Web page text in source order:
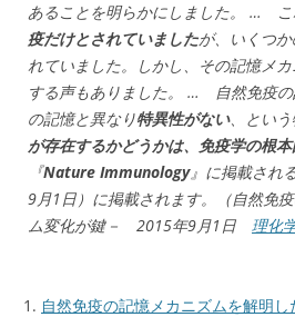
あることを明らかにしました。 …
疫だけとされていましたが、いくつ
れていました。しかし、その記憶メ
する声もありました。 … 自然免疫の
の記憶と異なり特異性がない、とい
が存在するかどうかは、免疫学の根
『Nature Immunology』に掲載され
9月1日）に掲載されます。（自然免
ム変化が鍵－ 2015年9月1日 理化
自然免疫の記憶メカニズムを解明し